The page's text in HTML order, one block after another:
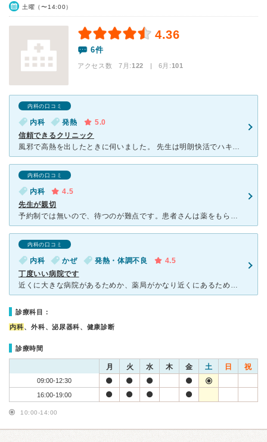
土曜（〜14:00）
4.36
6件
アクセス数 7月:122 | 6月:101
内科の口コミ
内科 発熱
5.0
信頼できるクリニック
風邪で高熱を出したときに伺いました。 先生は明朗快活でハキハキとした方でした。 とても優しく安心感を感じました。 何度かお世話になっていますが、どのようなことを尋ねても色々とお話を聞いて下さ
内科の口コミ
内科
4.5
先生が親切
予約制では無いので、待つのが難点です。患者さんは薬をもらいにくる年配の方が多いので午前中は平日でもすごく待ちます。おすすめは午後１番で行くことです。比較的空いてることが多いです。 先生は親切で話をよ
内科の口コミ
内科 かぜ 発熱・体調不良
4.5
丁度いい病院です
近くに大きな病院があるためか、薬局がかなり近くにあるため便利です。 マンションの１Fに位置していて、京成曳舟駅から徒歩5分程度の場所にありました。 病院内はかなり綺麗で新しい感じがします。トイ
診療科目：
内科、外科、泌尿器科、健康診断
診療時間
月 火 水 木 金 土 日 祝
09:00-12:30
16:00-19:00
10:00-14:00